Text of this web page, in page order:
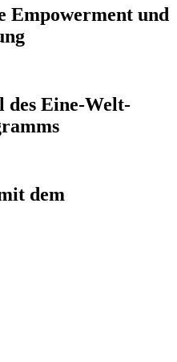
Empowerment und
des Eine-Welt-
dem